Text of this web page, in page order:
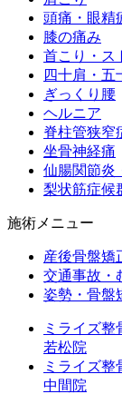
頭痛・眼精
膝の痛み
首こり・ス
四十肩・五
ぎっくり腰
ヘルニア
脊柱管狭窄
坐骨神経痛
仙腸関節炎
梨状筋症候
施術メニュー
産後骨盤矯
交通事故・
姿勢・骨盤
ミライズ整
若松院
ミライズ整
中間院